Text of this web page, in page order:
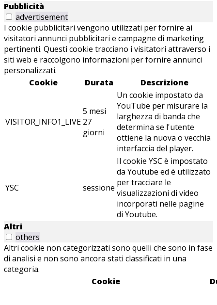
Pubblicità
advertisement
I cookie pubblicitari vengono utilizzati per fornire ai
visitatori annunci pubblicitari e campagne di marketing
pertinenti. Questi cookie tracciano i visitatori attraverso i
siti web e raccolgono informazioni per fornire annunci
personalizzati.
Cookie
Durata Descrizione
VISITOR_INFO1_LIVE
5 mesi
27
giorni
Un cookie impostato da
YouTube per misurare la
larghezza di banda che
determina se l'utente
ottiene la nuova o vecchia
interfaccia del player.
YSC sessione
Il cookie YSC è impostato
da Youtube ed è utilizzato
per tracciare le
visualizzazioni di video
incorporati nelle pagine
di Youtube.
Altri
others
Altri cookie non categorizzati sono quelli che sono in fase
di analisi e non sono ancora stati classificati in una
categoria.
Cookie